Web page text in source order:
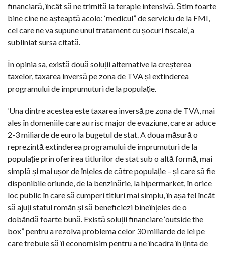
financiară, încât să ne trimită la terapie intensivă. Știm foarte
bine cine ne așteaptă acolo: ‘medicul” de serviciu de la FMI,
cel care ne va supune unui tratament cu șocuri fiscale’, a
subliniat sursa citată.
În opinia sa, există două soluții alternative la creșterea
taxelor, taxarea inversă pe zona de TVA și extinderea
programului de împrumuturi de la populație.
‘Una dintre acestea este taxarea inversă pe zona de TVA, mai
ales în domeniile care au risc major de evaziune, care ar aduce
2-3 miliarde de euro la bugetul de stat. A doua măsură o
reprezintă extinderea programului de împrumuturi de la
populație prin oferirea titlurilor de stat sub o altă formă, mai
simplă și mai ușor de înțeles de către populație – și care să fie
disponibile oriunde, de la benzinărie, la hipermarket, în orice
loc public în care să cumperi titluri mai simplu, în așa fel încât
să ajuți statul român și să beneficiezi bineînțeles de o
dobândă foarte bună. Există soluții financiare ‘outside the
box” pentru a rezolva problema celor 30 miliarde de lei pe
care trebuie să îi economisim pentru a ne încadra în ținta de